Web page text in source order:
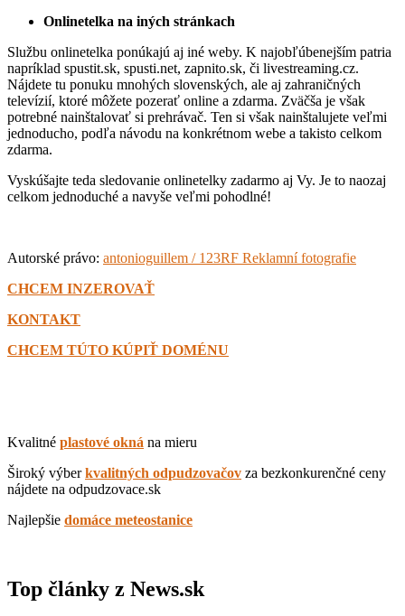
Onlinetelka na iných stránkach
Službu onlinetelka ponúkajú aj iné weby. K najobľúbenejším patria
napríklad spustit.sk, spusti.net, zapnito.sk, či livestreaming.cz.
Nájdete tu ponuku mnohých slovenských, ale aj zahraničných
televízií, ktoré môžete pozerať online a zdarma. Zväčša je však
potrebné nainštalovať si prehrávač. Ten si však nainštalujete veľmi
jednoducho, podľa návodu na konkrétnom webe a takisto celkom
zdarma.
Vyskúšajte teda sledovanie onlinetelky zadarmo aj Vy. Je to naozaj
celkom jednoduché a navyše veľmi pohodlné!
Autorské právo: antonioguillem / 123RF Reklamní fotografie
CHCEM INZEROVAŤ
KONTAKT
CHCEM TÚTO KÚPIŤ DOMÉNU
Kvalitné plastové okná na mieru
Široký výberkvalitných odpudzovačov za bezkonkurenčné ceny
nájdete na odpudzovace.sk
Najlepšie domáce meteostanice
Top články z News.sk